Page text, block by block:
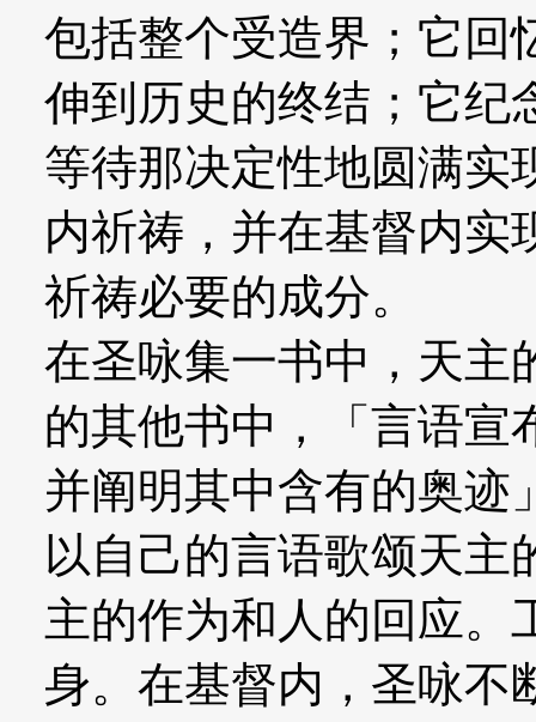
包括整个受造界；它回
伸到历史的终结；它纪
等待那决定性地圆满实
内祈祷，并在基督内实
祈祷必要的成分。
在圣咏集一书中，天主
的其他书中，「言语宣
并阐明其中含有的奥迹
以自己的言语歌颂天主
主的作为和人的回应。
身。在基督内，圣咏不